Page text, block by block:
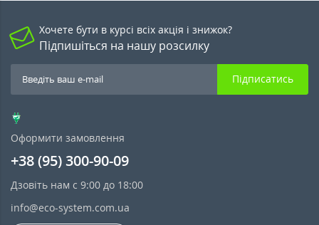
Хочете бути в курсі всіх акція і знижок?
Підпишіться на нашу розсилку
Підписатись
Оформити замовлення
+38 (95) 300-90-09
Дзовіть нам с 9:00 до 18:00
info@eco-system.com.ua